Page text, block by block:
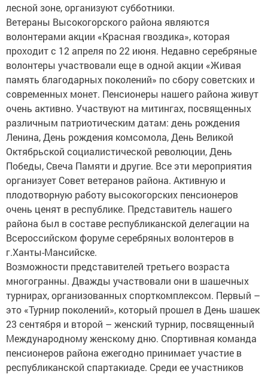
лесной зоне, организуют субботники.
Ветераны Высокогорского района являются
волонтерами акции «Красная гвоздика», которая
проходит с 12 апреля по 22 июня. Недавно серебряные
волонтеры участвовали еще в одной акции «Живая
память благодарных поколений» по сбору советских и
современных монет. Пенсионеры нашего района живут
очень активно. Участвуют на митингах, посвященных
различным патриотическим датам: день рождения
Ленина, День рождения комсомола, День Великой
Октябрьской социалистической революции, День
Победы, Свеча Памяти и другие. Все эти мероприятия
организует Совет ветеранов района. Активную и
плодотворную работу высокогорских пенсионеров
очень ценят в республике. Представитель нашего
района был в составе республиканской делегации на
Всероссийском форуме серебряных волонтеров в
г.Ханты-Мансийске.
Возможности представителей третьего возраста
многогранны. Дважды участвовали они в шашечных
турнирах, организованных спорткомплексом. Первый –
это «Турнир поколений», который прошел в День шашек
23 сентября и второй – женский турнир, посвященный
Международному женскому дню. Спортивная команда
пенсионеров района ежегодно принимает участие в
республиканской спартакиаде. Среди ее участников